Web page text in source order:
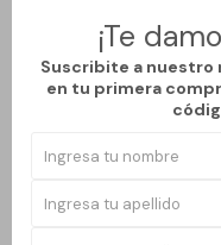
¡Te
Suscribite a nuestro
en tu primera
Productos que te